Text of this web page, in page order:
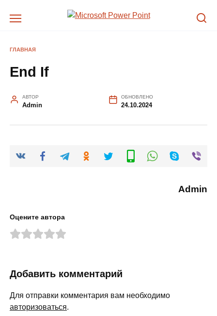
ГЛАВНАЯ
End If
АВТОР
Admin
ОБНОВЛЕНО
24.10.2024
Admin
Оцените автора
Добавить комментарий
Для отправки комментария вам необходимо
авторизоваться.